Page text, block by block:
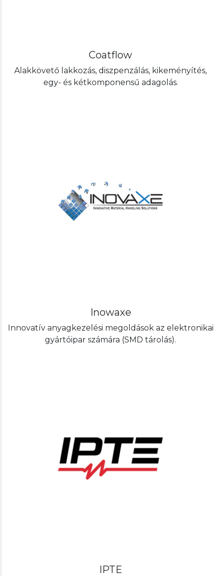
Coatflow
Alakkövető lakkozás, diszpenzálás, kikeményítés,
egy- és kétkomponensű adagolás.
Inowaxe
Innovatív anyagkezelési megoldások az elektronikai
gyártóipar számára (SMD tárolás).
IPTE